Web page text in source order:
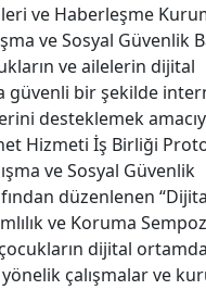
ve Haberleşme
ve Sosyal Güvenlik
ve ailelerin dijital
güvenli bir şekilde
desteklemek
Hizmeti İş Birliği
ve Sosyal Güvenlik
düzenlenen
ve Koruma
dijital ortamda
çalışmalar ve